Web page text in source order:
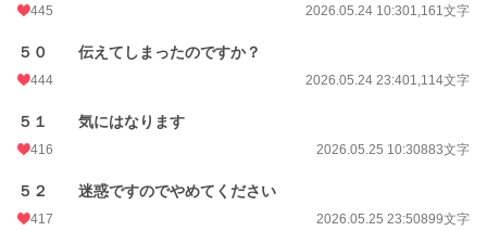
445 2026.05.24 10:301,161文字
５０ 伝えてしまったのですか？
444 2026.05.24 23:401,114文字
５１ 気にはなります
416 2026.05.25 10:30883文字
５２ 迷惑ですのでやめてください
417 2026.05.25 23:50899文字